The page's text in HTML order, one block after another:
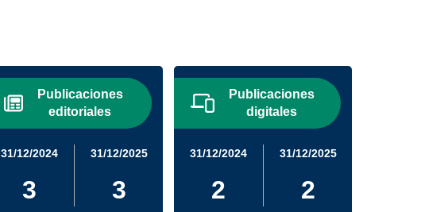
Publicaciones
editoriales
31/12/2024
3
31/12/2025
3
Publicaciones
digitales
31/12/2024
2
31/12/2025
2